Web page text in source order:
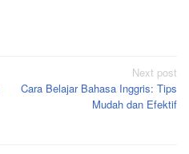
Next post
Cara Belajar Bahasa Inggris: Tips
Mudah dan Efektif